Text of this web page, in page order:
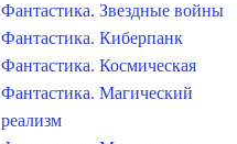
Фантастика. Звездные войны
Фантастика. Киберпанк
Фантастика. Космическая
Фантастика. Магический
реализм